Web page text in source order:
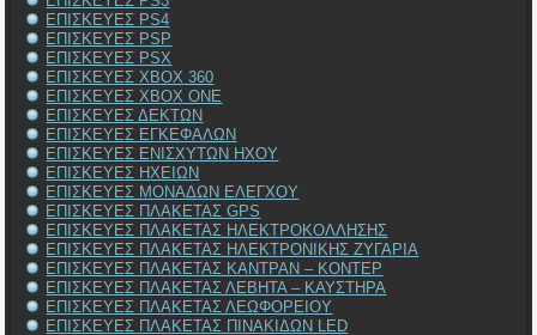
ΕΠΙΣΚΕΥΕΣ PS4
ΕΠΙΣΚΕΥΕΣ PSP
ΕΠΙΣΚΕΥΕΣ PSX
ΕΠΙΣΚΕΥΕΣ XBOX 360
ΕΠΙΣΚΕΥΕΣ XBOX ONE
ΕΠΙΣΚΕΥΕΣ ΔΕΚΤΩΝ
ΕΠΙΣΚΕΥΕΣ ΕΓΚΕΦΑΛΩΝ
ΕΠΙΣΚΕΥΕΣ ΕΝΙΣΧΥΤΩΝ ΗΧΟΥ
ΕΠΙΣΚΕΥΕΣ ΗΧΕΙΩΝ
ΕΠΙΣΚΕΥΕΣ ΜΟΝΑΔΩΝ ΕΛΕΓΧΟΥ
ΕΠΙΣΚΕΥΕΣ ΠΛΑΚΕΤΑΣ GPS
ΕΠΙΣΚΕΥΕΣ ΠΛΑΚΕΤΑΣ ΗΛΕΚΤΡΟΚΟΛΛΗΣΗΣ
ΕΠΙΣΚΕΥΕΣ ΠΛΑΚΕΤΑΣ ΗΛΕΚΤΡΟΝΙΚΗΣ ΖΥΓΑΡΙΑ
ΕΠΙΣΚΕΥΕΣ ΠΛΑΚΕΤΑΣ ΚΑΝΤΡΑΝ – ΚΟΝΤΕΡ
ΕΠΙΣΚΕΥΕΣ ΠΛΑΚΕΤΑΣ ΛΕΒΗΤΑ – ΚΑΥΣΤΗΡΑ
ΕΠΙΣΚΕΥΕΣ ΠΛΑΚΕΤΑΣ ΛΕΩΦΟΡΕΙΟΥ
ΕΠΙΣΚΕΥΕΣ ΠΛΑΚΕΤΑΣ ΠΙΝΑΚΙΔΩΝ LED